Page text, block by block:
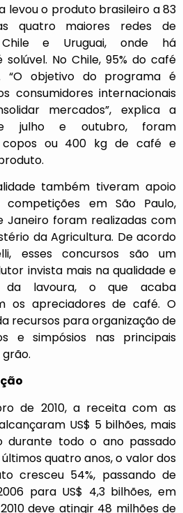
levou o produto brasileiro a 83
quatro maiores redes de
e Uruguai, onde há
No Chile, 95% do café
“O objetivo do programa é
consumidores internacionais
mercados”, explica a
julho e outubro, foram
copos ou 400 kg de café e
também tiveram apoio
competições em São Paulo,
Janeiro foram realizadas com
da Agricultura. De acordo
esses concursos são um
invista mais na qualidade e
da lavoura, o que acaba
os apreciadores de café. O
recursos para organização de
e simpósios nas principais
de 2010, a receita com as
US$ 5 bilhões, mais
durante todo o ano passado
quatro anos, o valor dos
cresceu 54%, passando de
para US$ 4,3 bilhões, em
deve atingir 48 milhões de